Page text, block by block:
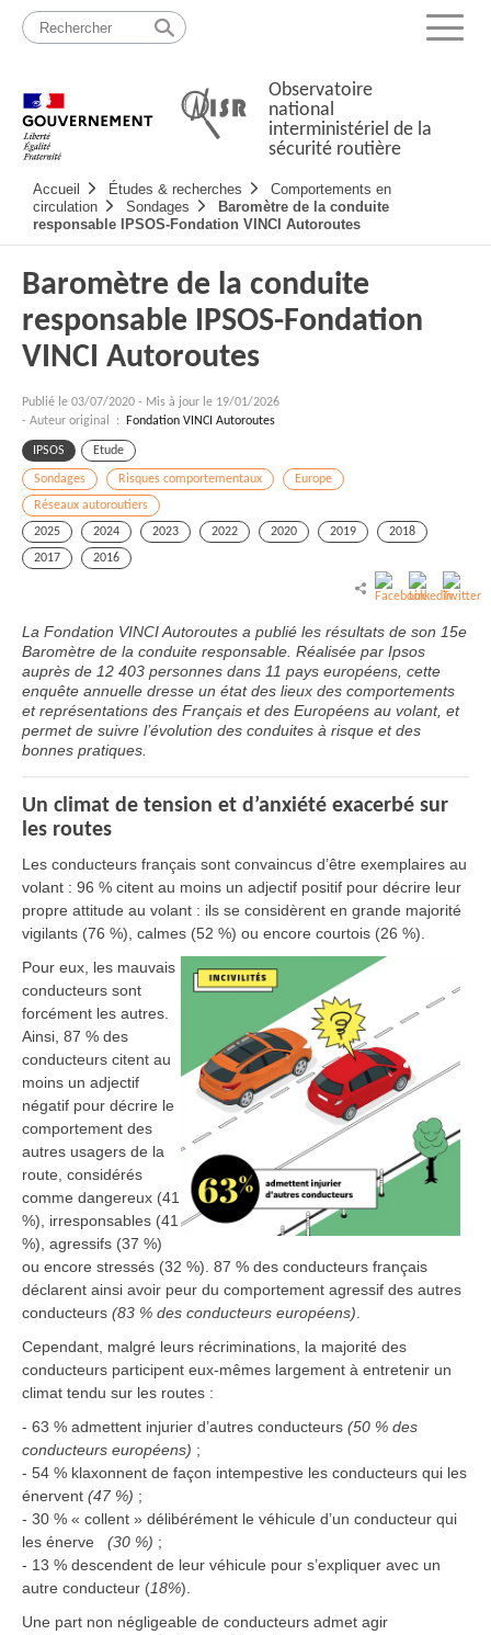
Passer
contenu
Menu
Observatoire
national
interministériel de la
sécurité routière
principale
Accueil Études & recherches
Comportements en
circulation
Sondages
Baromètre de la conduite
responsable IPSOS-Fondation VINCI Autoroutes
Baromètre de la conduite
responsable IPSOS-Fondation
VINCI Autoroutes
Publié le 03/07/2020 - Mis à jour le 19/01/2026
- Auteur original : Fondation VINCI Autoroutes
IPSOS Etude
Sondages Risques comportementaux
Europe
Réseaux autoroutiers
2025
2024 2023 2022 2020 2019
2018
2017
2016
La Fondation VINCI Autoroutes a publié les résultats de son 15e
Baromètre de la conduite responsable. Réalisée par Ipsos
auprès de 12 403 personnes dans 11 pays européens, cette
enquête annuelle dresse un état des lieux des comportements
et représentations des Français et des Européens au volant, et
permet de suivre l’évolution des conduites à risque et des
bonnes pratiques.
Un climat de tension et d’anxiété exacerbé sur
les routes
Les conducteurs français sont convaincus d’être exemplaires au
volant : 96 % citent au moins un adjectif positif pour décrire leur
propre attitude au volant : ils se considèrent en grande majorité
vigilants (76 %), calmes (52 %) ou encore courtois (26 %).
Pour eux, les mauvais
conducteurs sont
forcément les autres.
Ainsi, 87 % des
conducteurs citent au
moins un adjectif
négatif pour décrire le
comportement des
autres usagers de la
route, considérés
comme dangereux (41
%), irresponsables (41
%), agressifs (37 %)
ou encore stressés (32 %). 87 % des conducteurs français
déclarent ainsi avoir peur du comportement agressif des autres
conducteurs (83 % des conducteurs européens)
Cependant, malgré leurs récriminations, la majorité des
conducteurs participent eux-mêmes largement à entretenir un
climat tendu sur les routes :
- 63 % admettent injurier d’autres conducteurs (50 % des
conducteurs européens) ;
- 54 % klaxonnent de façon intempestive les conducteurs qui les
énervent (47 %) ;
- 30 % « collent » délibérément le véhicule d’un conducteur qui
les énerve (30 %) ;
- 13 % descendent de leur véhicule pour s’expliquer avec un
autre conducteur (18%).
Une part non négligeable de conducteurs admet agir